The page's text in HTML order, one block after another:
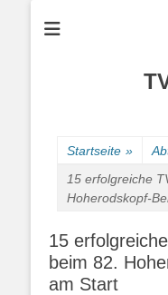
Startseite »
15 erfolgreiche
Hoherodskopf-
15
beim 82.
am Start